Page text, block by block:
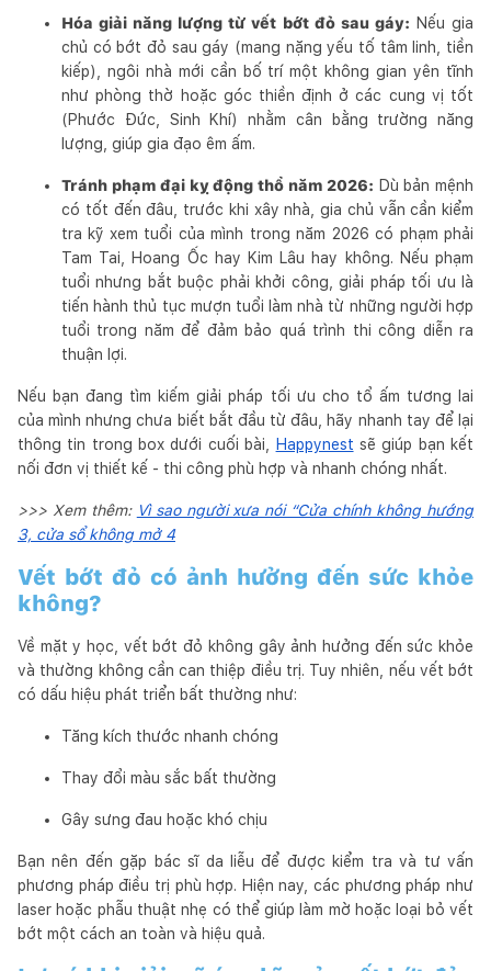
Hóa giải năng lượng từ vết bớt đỏ sau gáy: Nếu gia
chủ có bớt đỏ sau gáy (mang nặng yếu tố tâm linh, tiền
kiếp), ngôi nhà mới cần bố trí một không gian yên tĩnh
như phòng thờ hoặc góc thiền định ở các cung vị tốt
(Phước Đức, Sinh Khí) nhằm cân bằng trường năng
lượng, giúp gia đạo êm ấm.
Tránh phạm đại kỵ động thổ năm 2026: Dù bản mệnh
có tốt đến đâu, trước khi xây nhà, gia chủ vẫn cần kiểm
tra kỹ xem tuổi của mình trong năm 2026 có phạm phải
Tam Tai, Hoang Ốc hay Kim Lâu hay không. Nếu phạm
tuổi nhưng bắt buộc phải khởi công, giải pháp tối ưu là
tiến hành thủ tục mượn tuổi làm nhà từ những người hợp
tuổi trong năm để đảm bảo quá trình thi công diễn ra
thuận lợi.
Nếu bạn đang tìm kiếm giải pháp tối ưu cho tổ ấm tương lai
của mình nhưng chưa biết bắt đầu từ đâu, hãy nhanh tay để lại
thông tin trong box dưới cuối bài,
Happynest sẽ giúp bạn kết
nối đơn vị thiết kế - thi công phù hợp và nhanh chóng nhất.
>>> Xem thêm: Vì sao người xưa nói “Cửa chính không hướng
3, cửa sổ không mở 4
Vết bớt đỏ có ảnh hưởng đến sức khỏe
không?
Về mặt y học, vết bớt đỏ không gây ảnh hưởng đến sức khỏe
và thường không cần can thiệp điều trị. Tuy nhiên, nếu vết bớt
có dấu hiệu phát triển bất thường như:
Tăng kích thước nhanh chóng
Thay đổi màu sắc bất thường
Gây sưng đau hoặc khó chịu
Bạn nên đến gặp bác sĩ da liễu để được kiểm tra và tư vấn
phương pháp điều trị phù hợp. Hiện nay, các phương pháp như
laser hoặc phẫu thuật nhẹ có thể giúp làm mờ hoặc loại bỏ vết
bớt một cách an toàn và hiệu quả.